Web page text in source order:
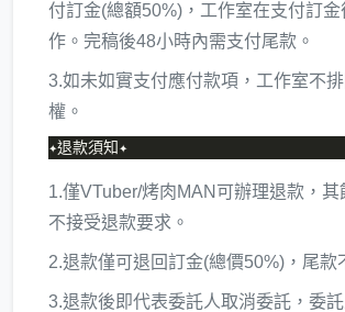
付訂金(總額50%)，工作室在支付訂金
作。完稿後48小時內需支付尾款。
3.如未如實支付應付款項，工作室不
權。
1.僅VTuber/烤肉MAN可辦理退款，其
不接受退款要求。
2.退款僅可退回訂金(總價50%)，尾款
3.退款後即代表委託人取消委託，委